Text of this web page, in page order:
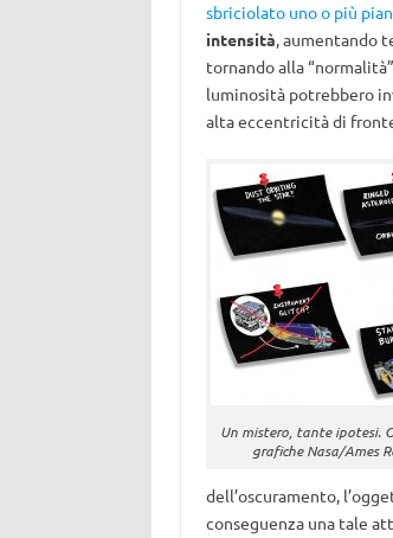
sbriciolato uno o più
intensità, aumentando
tornando alla
luminosità potrebbero
alta eccentricità di
Un mistero, tante ipotesi.
grafiche Nasa/Ames
dell’oscuramento,
conseguenza una tale